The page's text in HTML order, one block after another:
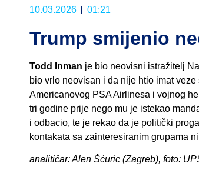
10.03.2026 01:21
Trump smijenio
Todd Inman je bio neovisni istražitelj
bio vrlo neovisan i da nije htio imat
Americanovog PSA Airlinesa i vojnog
tri godine prije nego mu je istekao
i odbacio, te je rekao da je politički
kontakata sa zainteresiranim grupama
analitičar: Alen Šćuric (Zagreb), foto: